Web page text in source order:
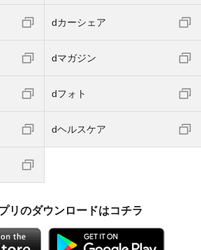
dカーシェア
dマガジン
dフォト
dヘルスケア
リのダウンロードはコチラ